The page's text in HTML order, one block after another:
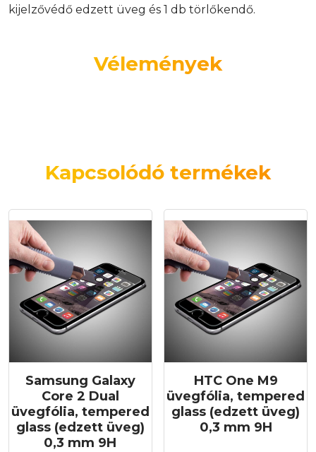
kijelzővédő edzett üveg és 1 db törlőkendő.
Vélemények
Kapcsolódó termékek
Samsung Galaxy
Core 2 Dual
üvegfólia, tempered
glass (edzett üveg)
0,3 mm 9H
HTC One M9
üvegfólia, tempered
glass (edzett üveg)
0,3 mm 9H